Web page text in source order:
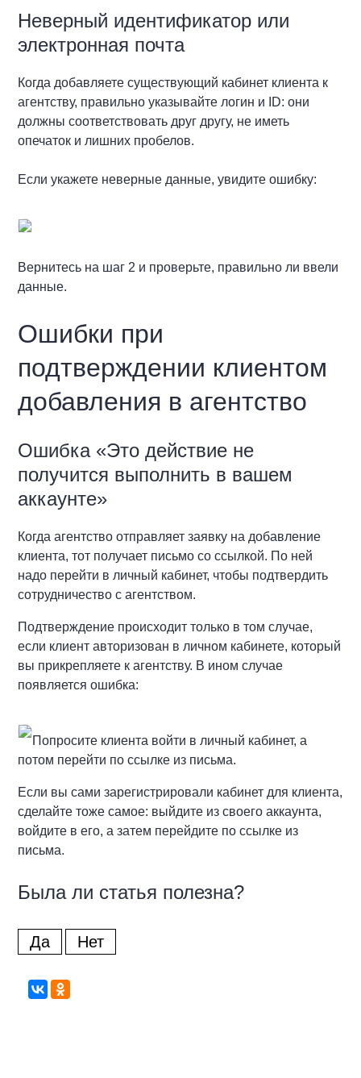
Неверный идентификатор или
электронная почта
Когда добавляете существующий кабинет клиента к
агентству, правильно указывайте логин и ID: они
должны соответствовать друг другу, не иметь
опечаток и лишних пробелов.
Если укажете неверные данные, увидите ошибку:
Вернитесь на шаг 2 и проверьте, правильно ли ввели
данные.
Ошибки при
подтверждении клиентом
добавления в агентство
Ошибка «Это действие не
получится выполнить в вашем
аккаунте»
Когда агентство отправляет заявку на добавление
клиента, тот получает письмо со ссылкой. По ней
надо перейти в личный кабинет, чтобы подтвердить
сотрудничество с агентством.
Подтверждение происходит только в том случае,
если клиент авторизован в личном кабинете, который
вы прикрепляете к агентству. В ином случае
появляется ошибка:
Попросите клиента войти в личный кабинет, а
потом перейти по ссылке из письма.
Если вы сами зарегистрировали кабинет для клиента,
сделайте тоже самое: выйдите из своего аккаунта,
войдите в его, а затем перейдите по ссылке из
письма.
Была ли статья полезна?
Да Нет